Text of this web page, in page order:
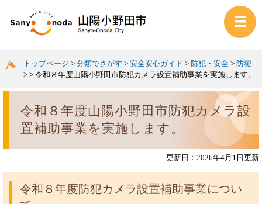
トップページ > 分類でさがす > 安全安心ガイド > 防犯・安全 > 防犯
> > 令和８年度山陽小野田市防犯カメラ設置補助事業を実施します。
令和８年度山陽小野田市防犯カメラ設
置補助事業を実施します。
更新日：2026年4月1日更新
令和８年度防犯カメラ設置補助事業につい